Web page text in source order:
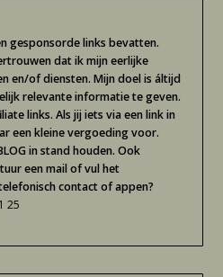
gesponsorde links bevatten.
dat ik mijn eerlijke
en/of diensten. Mijn doel is áltijd
relevante informatie te geven.
links. Als jij iets via een link in
een kleine vergoeding voor.
in stand houden. Ook
een mail of vul het
contact of appen?
25